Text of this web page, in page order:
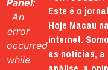
Panel:
An
error
occurred
while
Este é o jornal
Hoje Macau na
internet.
as notícias, a